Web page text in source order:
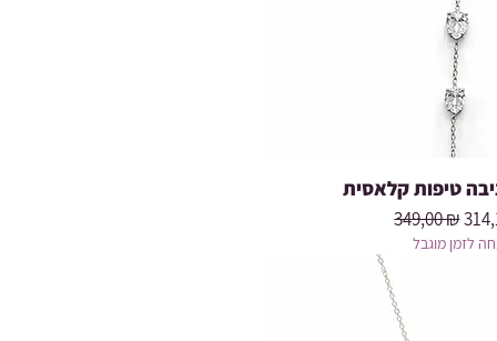
טיפות קלאסית
Prix original
349,00 ₪
לזמן מוגבל